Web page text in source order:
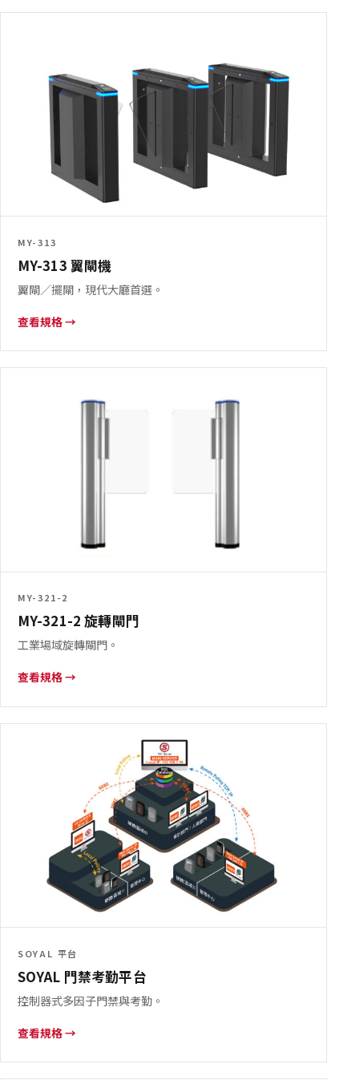
MY-313
MY-313 翼閘機
翼閘／擺閘，現代大廳首選。
查看規格 →
MY-321-2
MY-321-2 旋轉閘門
工業場域旋轉閘門。
查看規格 →
SOYAL 平台
SOYAL 門禁考勤平台
控制器式多因子門禁與考勤。
查看規格 →